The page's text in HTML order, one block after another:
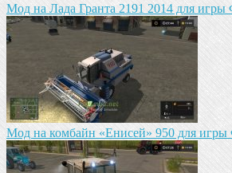
Мод на Лада Гранта 2191 2014 для
Мод на комбайн «Енисей» 950 для